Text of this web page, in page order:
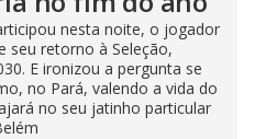
nesta noite, o jogador
seu retorno à Seleção,
E ironizou a pergunta se
no Pará, valendo a vida do
no seu jatinho particular